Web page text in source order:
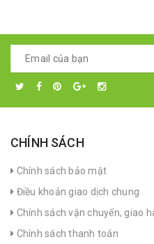
CHÍNH SÁCH
Chính sách bảo mật
Điều khoản giao dịch chung
Chính sách vận chuyển, giao
Chính sách thanh toán